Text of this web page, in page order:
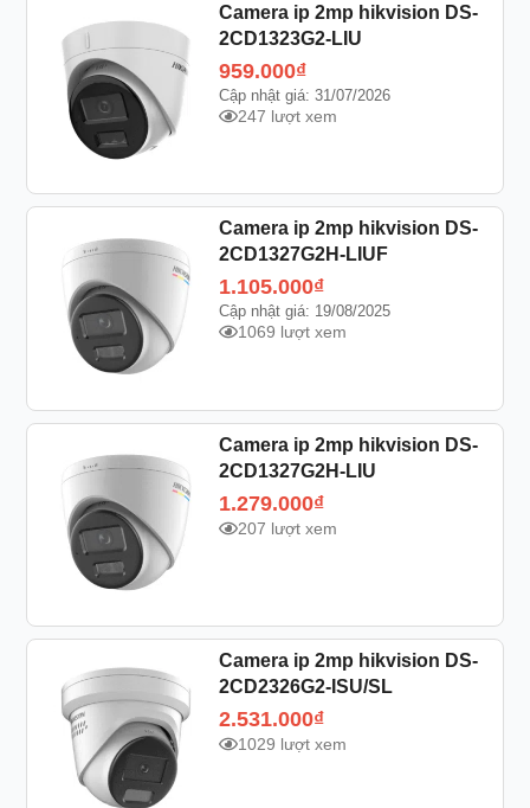
Camera ip 2mp hikvision DS-
2CD1323G2-LIU
959.000₫
Cập nhật giá: 31/07/2026
247 lượt xem
Camera ip 2mp hikvision DS-
2CD1327G2H-LIUF
1.105.000₫
Cập nhật giá: 19/08/2025
1069 lượt xem
Camera ip 2mp hikvision DS-
2CD1327G2H-LIU
1.279.000₫
207 lượt xem
Camera ip 2mp hikvision DS-
2CD2326G2-ISU/SL
2.531.000₫
1029 lượt xem